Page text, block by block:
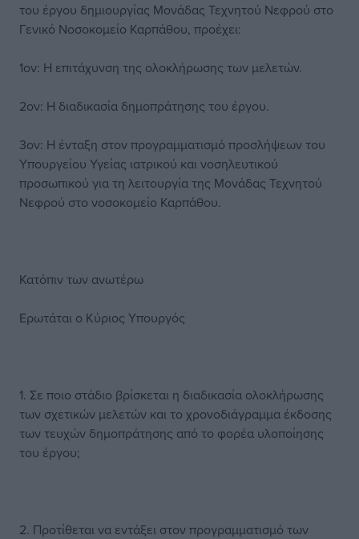
του έργου δημιουργίας Μονάδας Τεχνητού Νεφρού στο
Γενικό Νοσοκομείο Καρπάθου, προέχει:
1ον: Η επιτάχυνση της ολοκλήρωσης των μελετών.
2ον: Η διαδικασία δημοπράτησης του έργου.
3ον: Η ένταξη στον προγραμματισμό προσλήψεων του
Υπουργείου Υγείας ιατρικού και νοσηλευτικού
προσωπικού για τη λειτουργία της Μονάδας Τεχνητού
Νεφρού στο νοσοκομείο Καρπάθου.
Κατόπιν των ανωτέρω
Ερωτάται ο Κύριος Υπουργός
1. Σε ποιο στάδιο βρίσκεται η διαδικασία ολοκλήρωσης
των σχετικών μελετών και το χρονοδιάγραμμα έκδοσης
των τευχών δημοπράτησης από το φορέα υλοποίησης
του έργου;
2. Προτίθεται να εντάξει στον προγραμματισμό των